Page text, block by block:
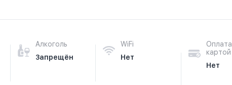
Алкоголь
Запрещён
WiFi
Нет
Оплата
картой
Нет